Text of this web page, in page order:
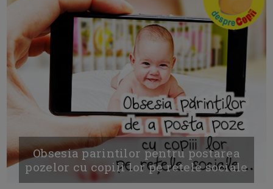
Obsesia parintilor pentru postarea
pozelor cu copiii lor pe retele sociale